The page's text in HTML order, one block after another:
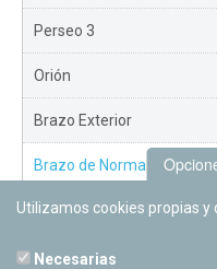
Perseo 3
Orión
Brazo Exterior
Brazo de Norma
Nuevo Exterior
Utilizamos cookies propias
Necesarias